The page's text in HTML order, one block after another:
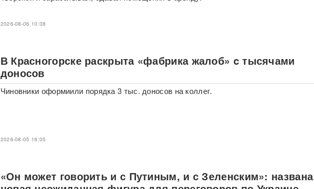
2026-08-06 10:08
В Красногорске раскрыта «фабрика жалоб» c тысячами
доносов
Чиновники оформиили порядка 3 тыс. доносов на коллег.
2026-08-05 16:05
«Он может говорить и с Путиным, и с Зеленским»: названа